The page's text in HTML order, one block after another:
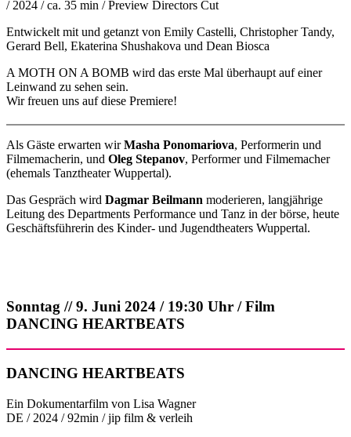
/ 2024 / ca. 35 min / Preview Directors Cut
Entwickelt mit und getanzt von Emily Castelli, Christopher Tandy,
Gerard Bell, Ekaterina Shushakova und Dean Biosca
A MOTH ON A BOMB wird das erste Mal überhaupt auf einer
Leinwand zu sehen sein.
Wir freuen uns auf diese Premiere!
Als Gäste erwarten wirMasha Ponomariova, Performerin und
Filmemacherin, und Oleg Stepanov, Performer und Filmemacher
(ehemals Tanztheater Wuppertal).
Das Gespräch wird Dagmar Beilmann moderieren, langjährige
Leitung des Departments Performance und Tanz in der börse, heute
Geschäftsführerin des Kinder- und Jugendtheaters Wuppertal.
Sonntag // 9. Juni 2024 / 19:30 Uhr / Film
DANCING HEARTBEATS
DANCING HEARTBEATS
Ein Dokumentarfilm von Lisa Wagner
DE / 2024 / 92min / jip film & verleih